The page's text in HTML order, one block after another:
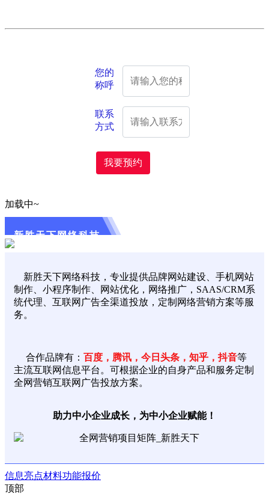
您的
称呼
联系
方式
我要预约
加载中~
新胜天下网络科技
新胜天下网络科技，专业提供品牌网站建设、手机网站
制作、小程序制作、网站优化，网络推广，SAAS/CRM系
统代理、互联网广告全渠道投放，定制网络营销方案等服
务。
合作品牌有： 百度，腾讯，今日头条，知乎，抖音等
主流互联网信息平台。可根据企业的自身产品和服务定制
全网营销互联网广告投放方案。
助力中小企业成长，为中小企业赋能！
信息亮点材料功能报价
顶部